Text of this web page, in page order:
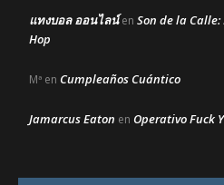
แทงบอล ออนไลน์en Son de la
Hop
Mª en Cumpleaños Cuántico
Jamarcus Eaton en Operativo Fuck